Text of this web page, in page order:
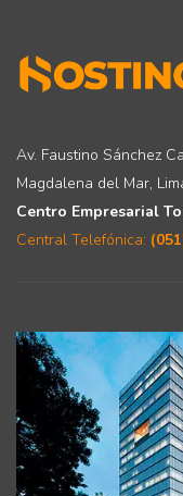
Av. Faustino Sánchez
Magdalena del Mar,
Centro Empresarial